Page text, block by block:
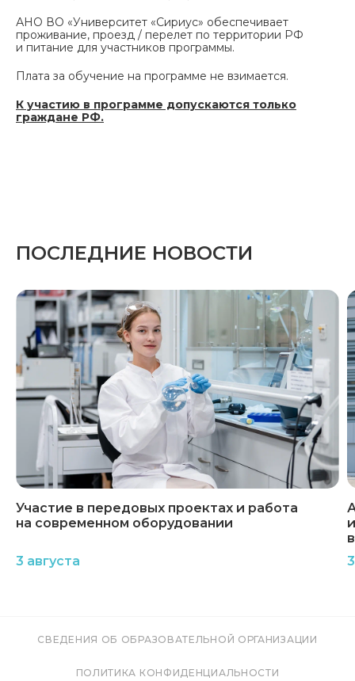
АНО ВО «Университет «Сириус» обеспечивает
проживание, проезд / перелет по территории РФ
и питание для участников программы.
Плата за обучение на программе не взимается.
К участию в программе допускаются только
граждане РФ.
ПОСЛЕДНИЕ НОВОСТИ
Участие в передовых проектах и работа
на современном оборудовании
3 августа
СВЕДЕНИЯ ОБ ОБРАЗОВАТЕЛЬНОЙ ОРГАНИЗАЦИИ
ПОЛИТИКА КОНФИДЕНЦИАЛЬНОСТИ